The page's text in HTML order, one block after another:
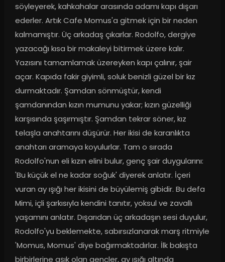
söyleyerek, kahkahalar arasında adamı kapı dışarı
ederler. Artık Cafe Momus'a gitmek için bir neden
kalmamıştır. Üç arkadaş çıkarlar. Rodolfo, dergiye
yazacağı kısa bir makaleyi bitirmek üzere kalır.
Yazısını tamamlamak üzereyken kapı çalınır, şair
açar. Kapıda fakir giyimli, soluk benizli güzel bir kız
durmaktadır. Şamdan sönmüştür, kendi
şamdanından kızın mumunu yakar; kızın güzelliği
karşısında şaşırmıştır. Şamdan tekrar söner, kız
telaşla anahtarını düşürür. Her ikisi de karanlıkta
anahtarı aramaya koyulurlar. Tam o sırada
Rodolfo'nun eli kızın elini bulur, genç şair duygularını:
'Bu küçük el ne kadar soğuk' diyerek anlatır. İçeri
vuran ay ışığı her ikisini de büyülemiş gibidir. Bu defa
Mimi, içli şarkısıyla kendini tanıtır, yoksul ve zavallı
yaşamını anlatır. Dışarıdan üç arkadaşın sesi duyulur,
Rodolfo'yu beklemekte, sabırsızlanarak marş ritmiyle
'Momus, Momus' diye bağırmaktadırlar. İlk bakışta
birbirlerine aşık olan gençler, ay ışığı altında